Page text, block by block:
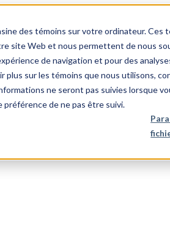
des témoins sur votre ordinateur.
site Web et nous permettent de nous
de navigation et pour des
plus sur les témoins que nous utilisons,
ne seront pas suivies lorsque
préférence de ne pas être suivi.